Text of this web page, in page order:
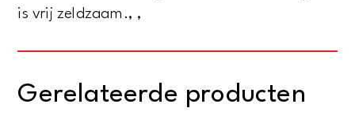
is vrij zeldzaam., ,
Gerelateerde producten